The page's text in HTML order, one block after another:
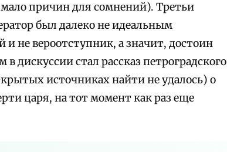
причин для сомнений). Третьи
был далеко не идеальным
не вероотступник, а значит, достоин
стал рассказ петроградского
источниках найти не удалось) о
царя, на тот момент как раз еще